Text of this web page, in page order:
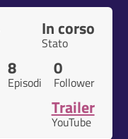
In corso
Stato
8
Episodi
0
Follower
Trailer
YouTube